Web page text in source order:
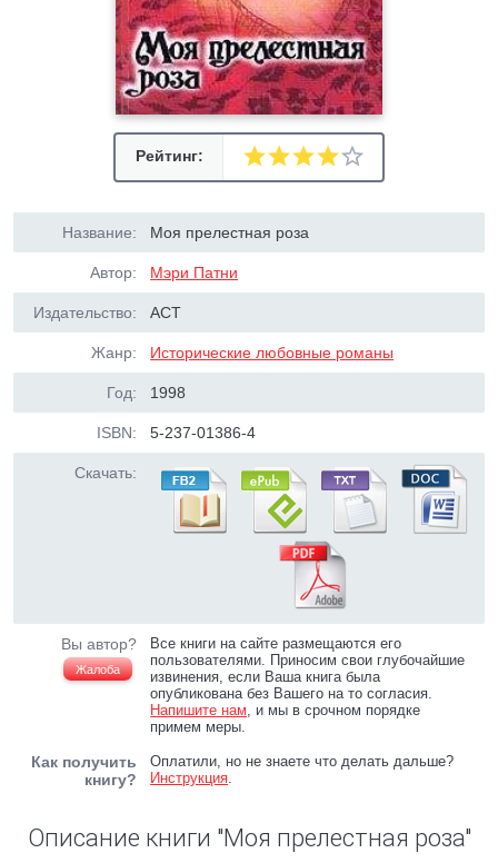
Рейтинг:
Название: Моя прелестная роза
Автор: Мэри Патни
Издательство: АСТ
Жанр: Исторические любовные романы
Год: 1998
ISBN: 5-237-01386-4
Скачать:
Вы автор?
Жалоба
Все книги на сайте размещаются его
пользователями. Приносим свои глубочайшие
извинения, если Ваша книга была
опубликована без Вашего на то согласия.
Напишите нам, и мы в срочном порядке
примем меры.
Как получить
книгу?
Оплатили, но не знаете что делать дальше?
Инструкция.
Описание книги "Моя прелестная роза"